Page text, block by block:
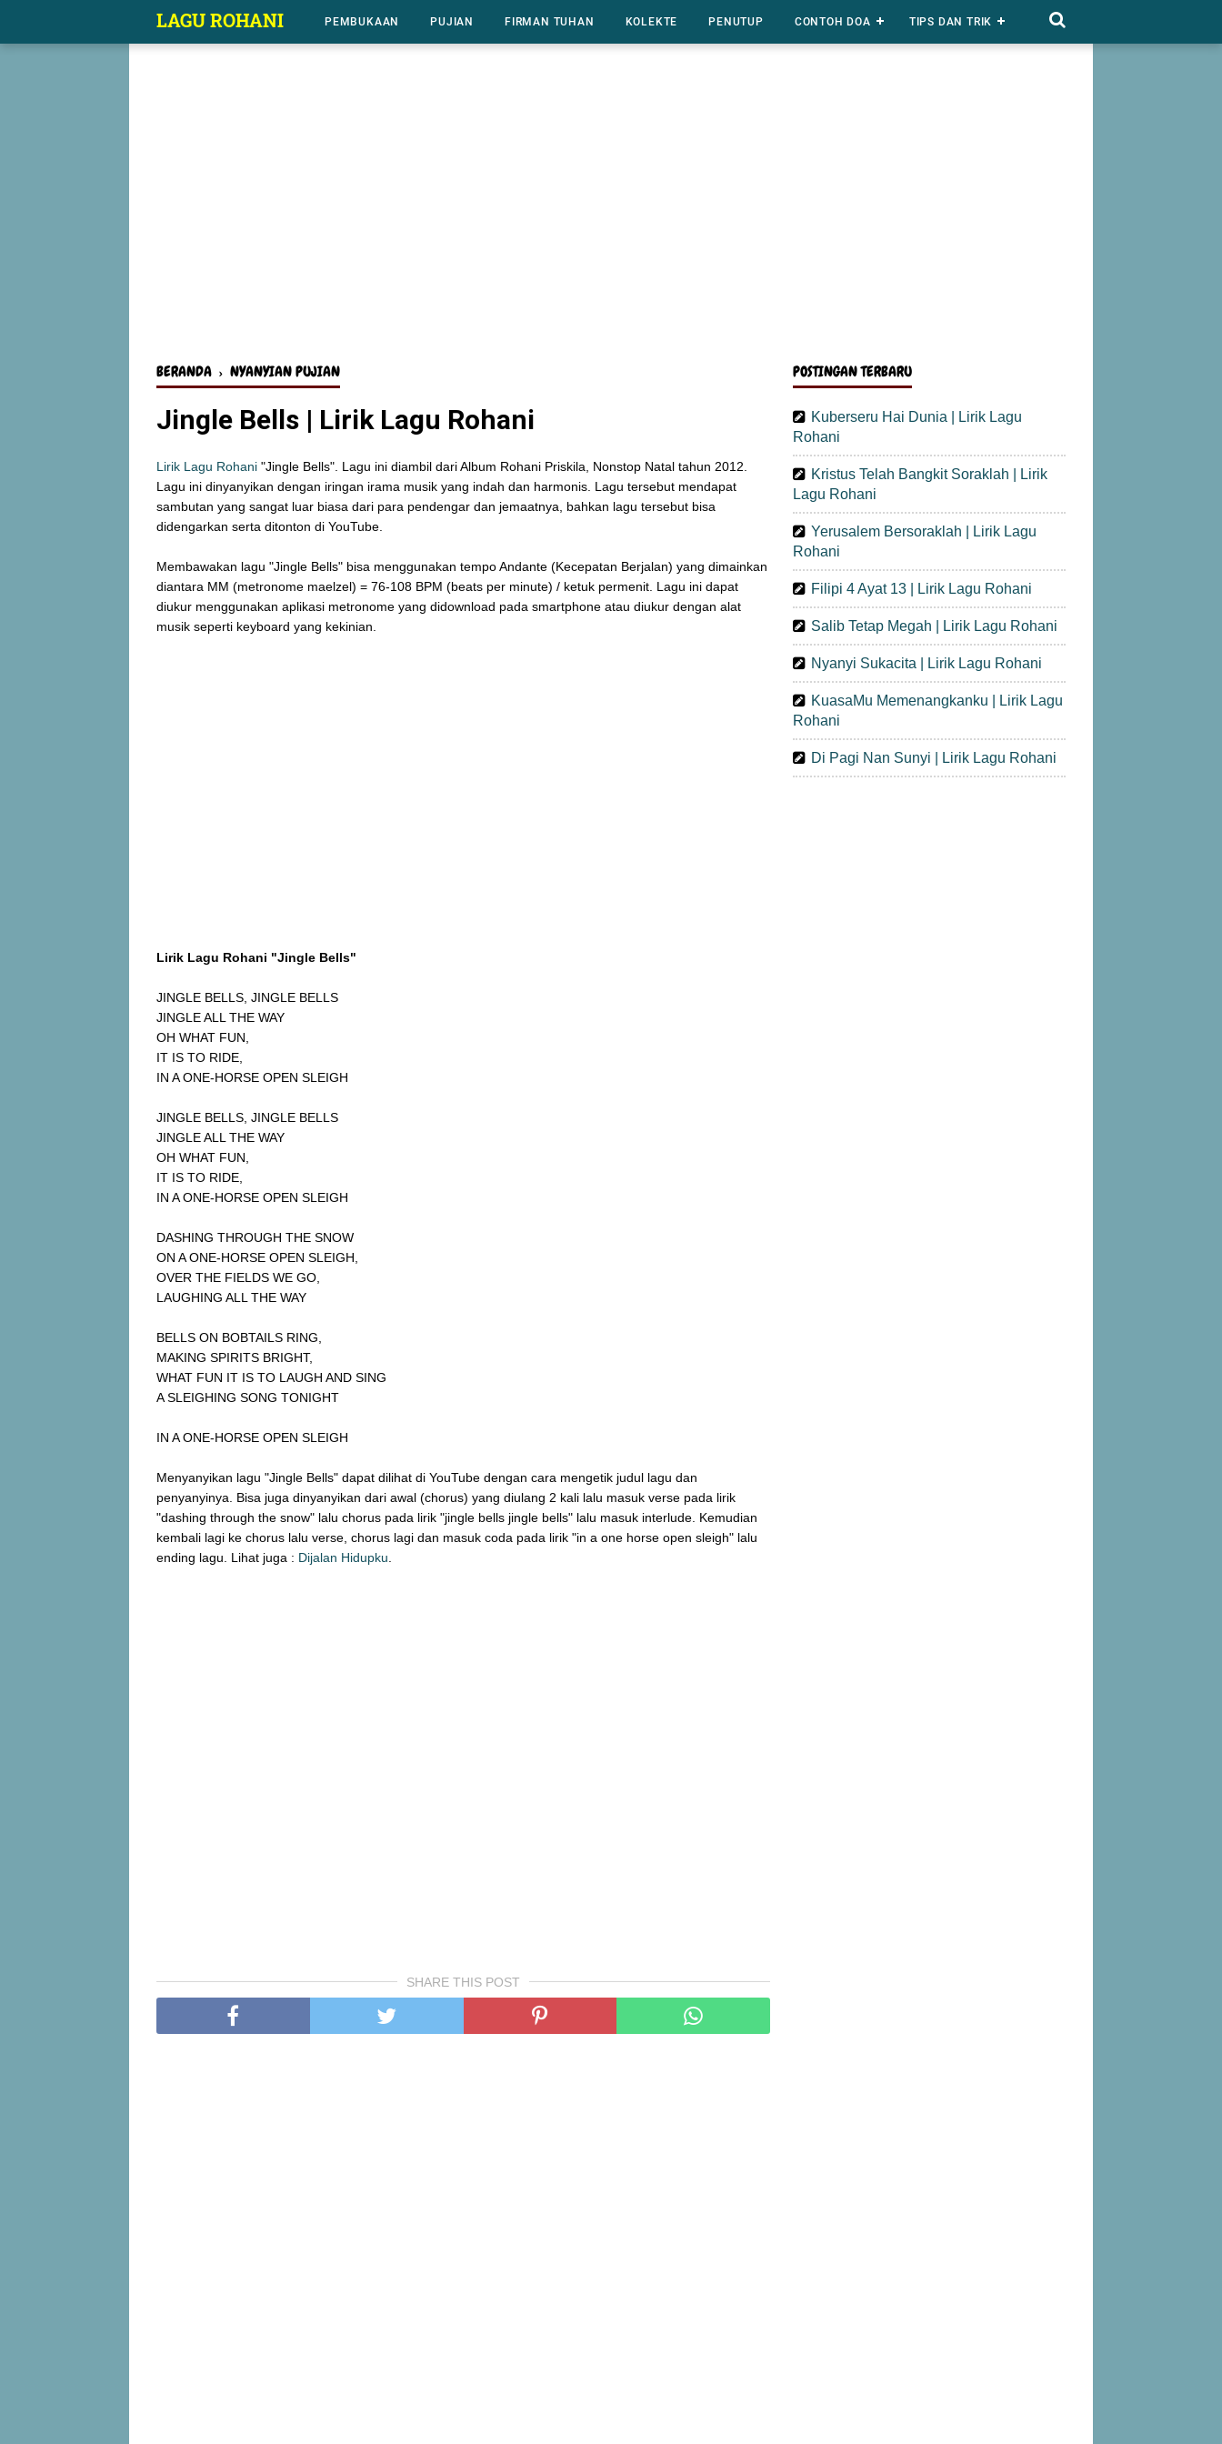
LAGU ROHANI PEMBUKAAN PUJIAN FIRMAN TUHAN KOLEKTE PENUTUP CONTOH DOA TIPS DAN TRIK
BERANDA › NYANYIAN PUJIAN
Jingle Bells | Lirik Lagu Rohani
Lirik Lagu Rohani "Jingle Bells". Lagu ini diambil dari Album Rohani Priskila, Nonstop Natal tahun 2012.
Lagu ini dinyanyikan dengan iringan irama musik yang indah dan harmonis. Lagu tersebut mendapat
sambutan yang sangat luar biasa dari para pendengar dan jemaatnya, bahkan lagu tersebut bisa
didengarkan serta ditonton di YouTube.
Membawakan lagu "Jingle Bells" bisa menggunakan tempo Andante (Kecepatan Berjalan) yang dimainkan
diantara MM (metronome maelzel) = 76-108 BPM (beats per minute) / ketuk permenit. Lagu ini dapat
diukur menggunakan aplikasi metronome yang didownload pada smartphone atau diukur dengan alat
musik seperti keyboard yang kekinian.
Lirik Lagu Rohani "Jingle Bells"
JINGLE BELLS, JINGLE BELLS
JINGLE ALL THE WAY
OH WHAT FUN,
IT IS TO RIDE,
IN A ONE-HORSE OPEN SLEIGH
JINGLE BELLS, JINGLE BELLS
JINGLE ALL THE WAY
OH WHAT FUN,
IT IS TO RIDE,
IN A ONE-HORSE OPEN SLEIGH
DASHING THROUGH THE SNOW
ON A ONE-HORSE OPEN SLEIGH,
OVER THE FIELDS WE GO,
LAUGHING ALL THE WAY
BELLS ON BOBTAILS RING,
MAKING SPIRITS BRIGHT,
WHAT FUN IT IS TO LAUGH AND SING
A SLEIGHING SONG TONIGHT
IN A ONE-HORSE OPEN SLEIGH
Menyanyikan lagu "Jingle Bells" dapat dilihat di YouTube dengan cara mengetik judul lagu dan
penyanyinya. Bisa juga dinyanyikan dari awal (chorus) yang diulang 2 kali lalu masuk verse pada lirik
"dashing through the snow" lalu chorus pada lirik "jingle bells jingle bells" lalu masuk interlude. Kemudian
kembali lagi ke chorus lalu verse, chorus lagi dan masuk coda pada lirik "in a one horse open sleigh" lalu
ending lagu. Lihat juga : Dijalan Hidupku
SHARE THIS POST
POSTINGAN TERBARU
Kuberseru Hai Dunia | Lirik Lagu
Rohani
Kristus Telah Bangkit Soraklah | Lirik
Lagu Rohani
Yerusalem Bersoraklah | Lirik Lagu
Rohani
Filipi 4 Ayat 13 | Lirik Lagu Rohani
Salib Tetap Megah | Lirik Lagu Rohani
Nyanyi Sukacita | Lirik Lagu Rohani
KuasaMu Memenangkanku | Lirik Lagu
Rohani
Di Pagi Nan Sunyi | Lirik Lagu Rohani